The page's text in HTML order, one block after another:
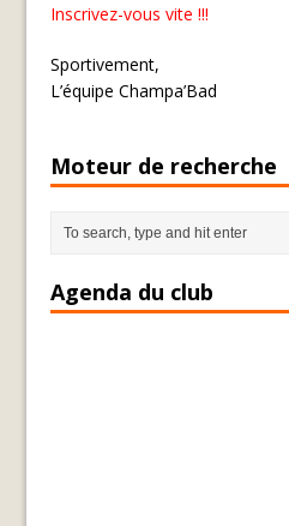
Inscrivez-vous vite !!!
Sportivement,
L’équipe Champa’Bad
Moteur de recherche
Agenda du club